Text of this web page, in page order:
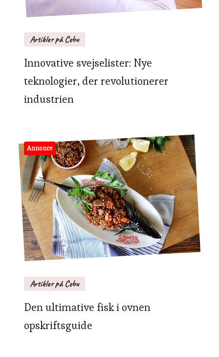
Artikler på Cebu
Innovative svejselister: Nye
teknologier, der revolutionerer
industrien
Annonce
Artikler på Cebu
Den ultimative fisk i ovnen
opskriftsguide